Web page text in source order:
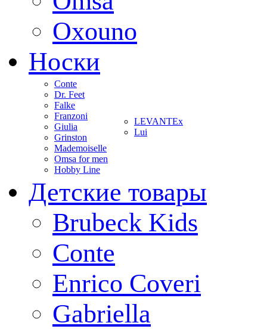
Oxouno
Носки
Conte
Dr. Feet
Falke
Franzoni
Giulia
Grinston
Mademoiselle
Omsa for men
Hobby Line
LEVANTEx
Lui
Детские товары
Brubeck Kids
Conte
Enrico Coveri
Gabriella